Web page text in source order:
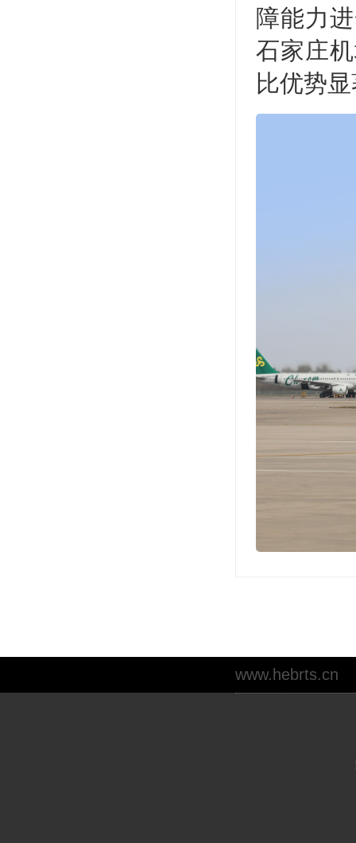
障能力
石家庄
比优势
www.hebrts.cn